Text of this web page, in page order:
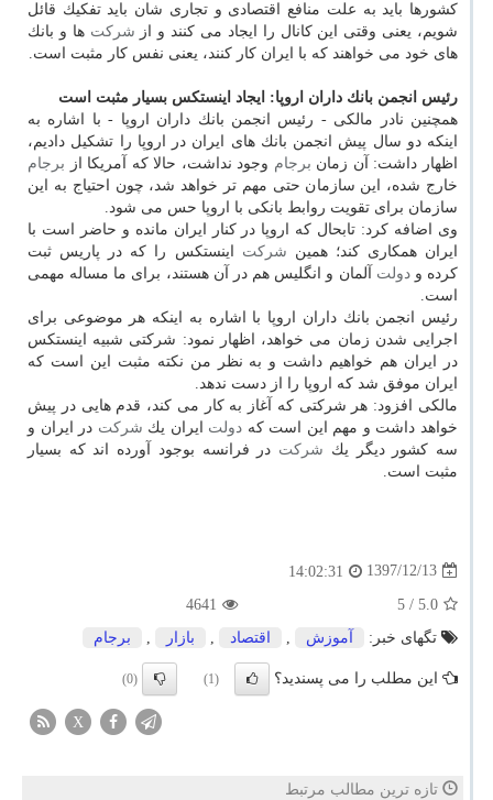
كشورها باید به علت منافع اقتصادی و تجاری شان باید تفكیك قائل
شویم، یعنی وقتی این كانال را ایجاد می كنند و از شركت ها و بانك
های خود می خواهند كه با ایران كار كنند، یعنی نفس كار مثبت است.
رئیس انجمن بانك داران اروپا: ایجاد اینستكس بسیار مثبت است
همچنین نادر مالكی - رئیس انجمن بانك داران اروپا - با اشاره به
اینكه دو سال پیش انجمن بانك های ایران در اروپا را تشكیل دادیم،
اظهار داشت: آن زمان برجام وجود نداشت، حالا كه آمریكا از برجام
خارج شده، این سازمان حتی مهم تر خواهد شد، چون احتیاج به این
سازمان برای تقویت روابط بانكی با اروپا حس می شود.
وی اضافه كرد: تابحال كه اروپا در كنار ایران مانده و حاضر است با
ایران همكاری كند؛ همین شركت اینستكس را كه در پاریس ثبت
كرده ودولت آلمان و انگلیس هم در آن هستند، برای ما مساله مهمی
است.
رئیس انجمن بانك داران اروپا با اشاره به اینكه هر موضوعی برای
اجرایی شدن زمان می خواهد، اظهار نمود: شركتی شبیه اینستكس
در ایران هم خواهیم داشت و به نظر من نكته مثبت این است كه
ایران موفق شد كه اروپا را از دست ندهد.
مالكی افزود: هر شركتی كه آغاز به كار می كند، قدم هایی در پیش
خواهد داشت و مهم این است كه دولت ایران یك شركت در ایران و
سه كشور دیگر یك شركت در فرانسه بوجود آورده اند كه بسیار
مثبت است.
1397/12/13
14:02:31
5.0
/ 5
4641
تگهای خبر:
آموزش , اقتصاد , بازار , برجام
این مطلب را می پسندید؟ (1)
(0)
X
تازه ترین مطالب مرتبط